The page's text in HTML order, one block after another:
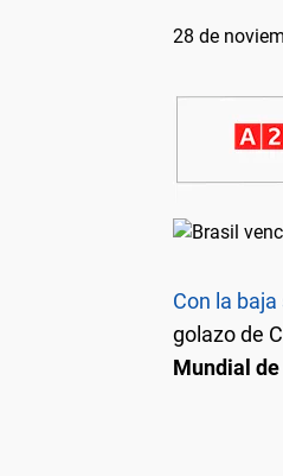
28 de
Con la
golazo de
Mundial